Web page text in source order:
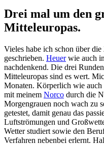
Drei mal um den
Mitteleuropas.
Vieles habe ich schon über
geschrieben. Heuerwie auch
nachdenkend. Die drei
Mitteleuropas sind es wert.
Monaten. Körperlich wie
mit meinem Norco durch die
Morgengrauen noch wach zu
getestet, damit genau das
Luftströmungen und
Wetter studiert sowie den
Verfahren nebenbei erlernt.